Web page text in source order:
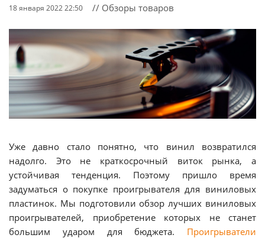
18 января 2022 22:50 // Обзоры товаров
Уже давно стало понятно, что винил возвратился
надолго. Это не краткосрочный виток рынка, а
устойчивая тенденция. Поэтому пришло время
задуматься о покупке проигрывателя для виниловых
пластинок. Мы подготовили обзор лучших виниловых
проигрывателей, приобретение которых не станет
большим ударом для бюджета. Проигрыватели